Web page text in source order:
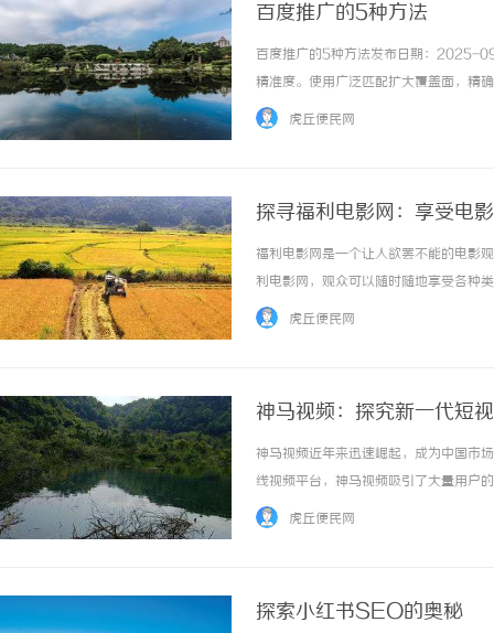
百度推广的5种方法
百度推广的5种方法发布日期：2025-
精准度。使用广泛匹配扩大覆盖面，精
表现，对高转化词适当提价，低效词降
虎丘便民网
探寻福利电影网：享受电
福利电影网是一个让人欲罢不能的电影
利电影网，观众可以随时随地享受各种
魅力。首先，福利电影网拥有丰富多样
虎丘便民网
神马视频：探究新一代短
神马视频近年来迅速崛起，成为中国市
线视频平台，神马视频吸引了大量用户
其独特的内容策略赢得了众多用户的青
虎丘便民网
探索小红书SEO的奥秘